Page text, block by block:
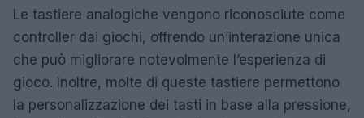
Le tastiere analogiche vengono riconosciute come
controller dai giochi, offrendo un’interazione unica
che può migliorare notevolmente l’esperienza di
gioco. Inoltre, molte di queste tastiere permettono
la personalizzazione dei tasti in base alla pressione,